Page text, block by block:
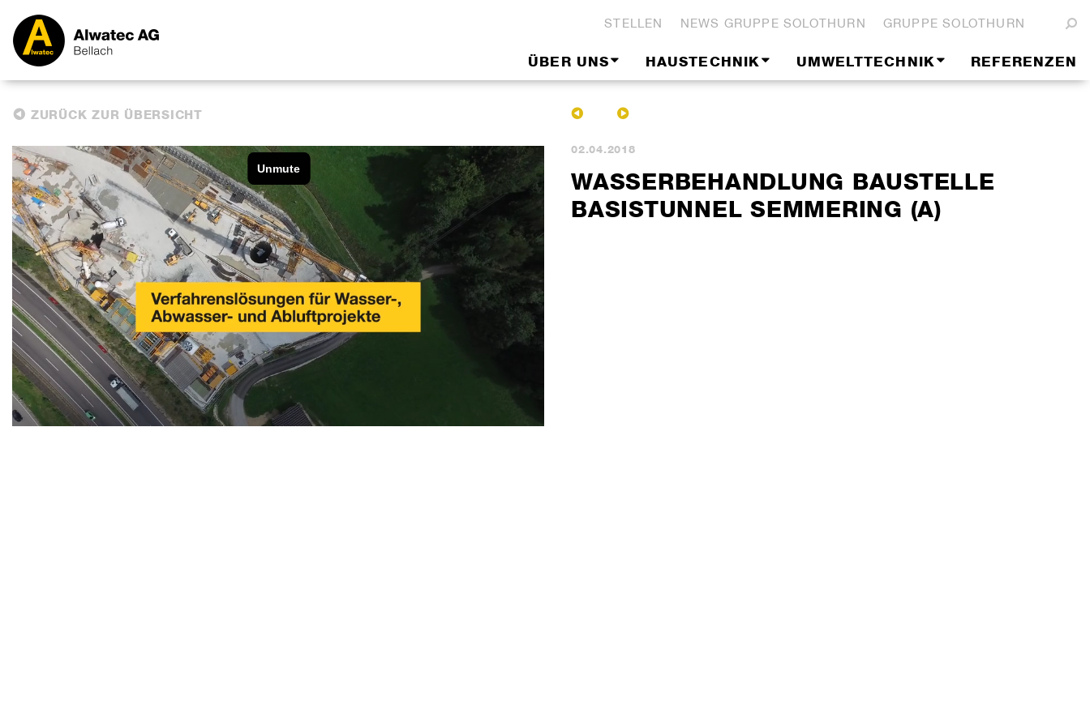
STELLEN NEWS GRUPPE SOLOTHURN GRUPPE SOLOTHURN
ÜBER UNS HAUSTECHNIK UMWELTTECHNIK REFERENZEN
ZURÜCK ZUR ÜBERSICHT
02.04.2018
WASSERBEHANDLUNG BAUSTELLE
BASISTUNNEL SEMMERING (A)